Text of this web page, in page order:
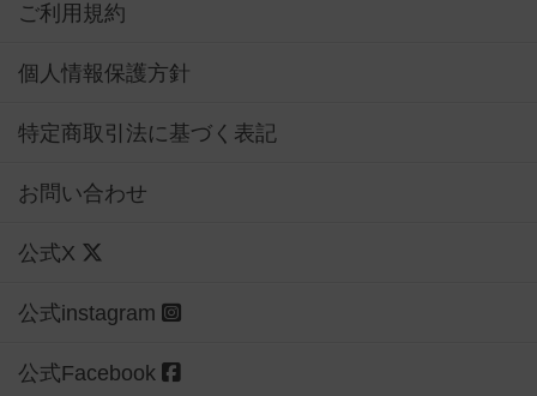
ご利用規約
個人情報保護方針
特定商取引法に基づく表記
お問い合わせ
公式X
公式instagram
公式Facebook